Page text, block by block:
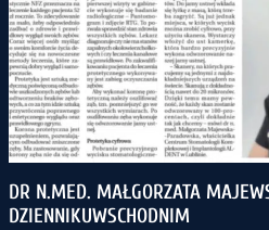
DR N.MED. MAŁGORZATA
DZIENNIKUWSCHODNIM